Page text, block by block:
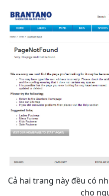
Cả hai trang này đều có
cho